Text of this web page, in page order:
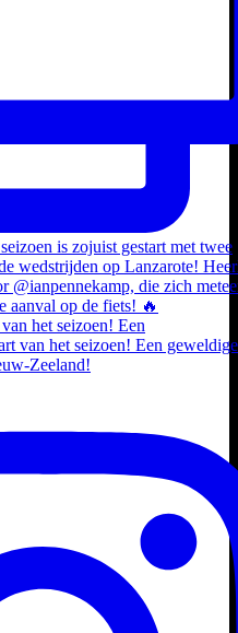
het seizoen! Een